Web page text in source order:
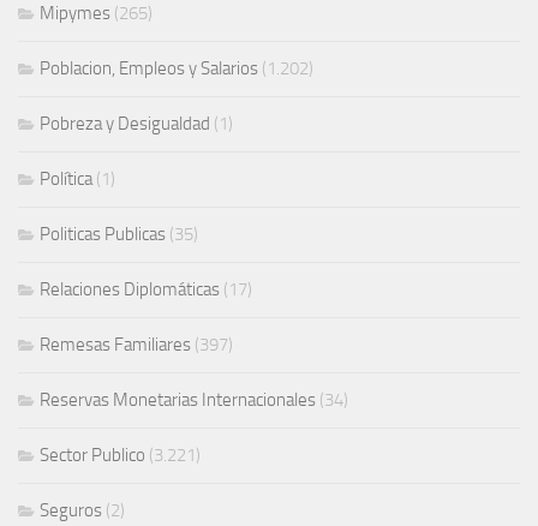
Mipymes (265)
Poblacion, Empleos y Salarios (1.202)
Pobreza y Desigualdad (1)
Política (1)
Politicas Publicas (35)
Relaciones Diplomáticas (17)
Remesas Familiares (397)
Reservas Monetarias Internacionales (34)
Sector Publico (3.221)
Seguros (2)